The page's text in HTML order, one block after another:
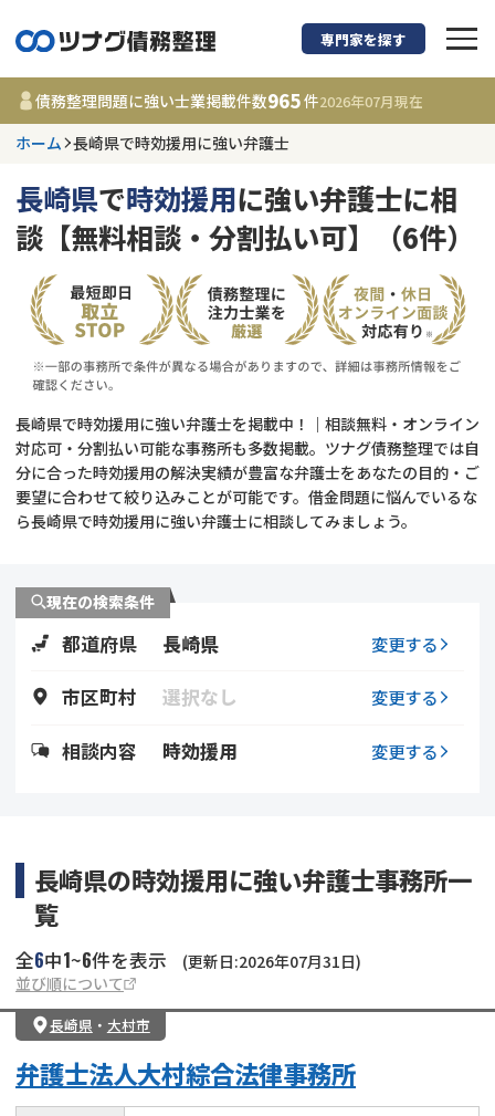
債務整理に強い弁
事務所 965
件
更新日 :2026年07月31日
相談内容で探す
借金返済相談・交渉
任意整理
時効援用
会社破産・法人破産
費用相場
コラム
債務整理
個人再生（民事再生）
専門家を探す
債務整理問題に強い士業掲載件数965件2026年07月現在
ホーム 長崎県で時効援用に強い弁護士
長崎県で時効援用に強い弁護士に相
談【無料相談・分割払い可】（6件）
長崎県で時効援用に強い弁護士を掲載中！｜相談無料・オンライン
対応可・分割払い可能な事務所も多数掲載。ツナグ債務整理では自
分に合った時効援用の解決実績が豊富な弁護士をあなたの目的・ご
要望に合わせて絞り込みことが可能です。借金問題に悩んでいるな
ら長崎県で時効援用に強い弁護士に相談してみましょう。
現在の検索条件
都道府県 長崎県 変更する
市区町村 選択なし 変更する
相談内容 時効援用 変更する
長崎県の時効援用に強い弁護士事務所一
覧
全6中1~6件を表示
(更新日:2026年07月31日)
並び順について
長崎県 ・ 大村市
弁護士法人大村綜合法律事務所